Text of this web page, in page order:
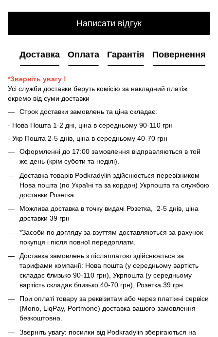
Написати відгук
Доставка Оплата Гарантія Повернення
*Зверніть увагу !
Усі служби доставки беруть комісію за накладний платіж
окремо від суми доставки
Строк доставки замовлень та ціна складає:
- Нова Пошта 1-2 дні, ціна в середньому 90-110 грн
- Укр Пошта 2-5 днів, ціна в середньому 40-70 грн
Оформленні до 17:00 замовлення відправляються в той
же день (крім суботи та неділі).
Доставка товарів Podkradylin здійснюється перевізником
Нова пошта (по Україні та за кордон) Укрпошта та службою
доставки Розетка.
Можлива доставка в точку видачі Розетка, 2-5 днів, ціна
доставки 39 грн
*Засоби по догляду за взуттям доставляються за рахунок
покупця і після повної передоплати.
Доставка замовлень з післяплатою здійснюється за
тарифами компанії: Нова пошта (у середньому вартість
складає близько 90-110 грн), Укрпошта (у середньому
вартість складає близько 40-70 грн), Розетка 39 грн.
При оплаті товару за реквізитам або через платіжні сервіси
(Mono, LiqPay, Portmone) доставка вашого замовлення
безкоштовна.
Зверніть увагу: посилки від Podkradylin зберігаються на